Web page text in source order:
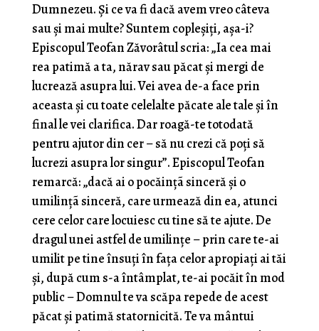
Dumnezeu. Şi ce va fi dacă avem vreo câteva
sau şi mai multe? Suntem copleşiţi, aşa-i?
Episcopul Teofan Zăvorâtul scria: „Ia cea mai
rea patimă a ta, nărav sau păcat şi mergi de
lucrează asupra lui. Vei avea de-a face prin
aceasta şi cu toate celelalte păcate ale tale şi în
final le vei clarifica. Dar roagă-te totodată
pentru ajutor din cer – să nu crezi că poţi să
lucrezi asupra lor singur”. Episcopul Teofan
remarcă: „dacă ai o pocăinţã sinceră şi o
umilinţã sinceră, care urmează din ea, atunci
cere celor care locuiesc cu tine să te ajute. De
dragul unei astfel de umilinţe – prin care te-ai
umilit pe tine însuţi în faţa celor apropiaţi ai tăi
şi, după cum s-a întâmplat, te-ai pocăit în mod
public – Domnul te va scăpa repede de acest
păcat şi patimă statornicită. Te va mântui